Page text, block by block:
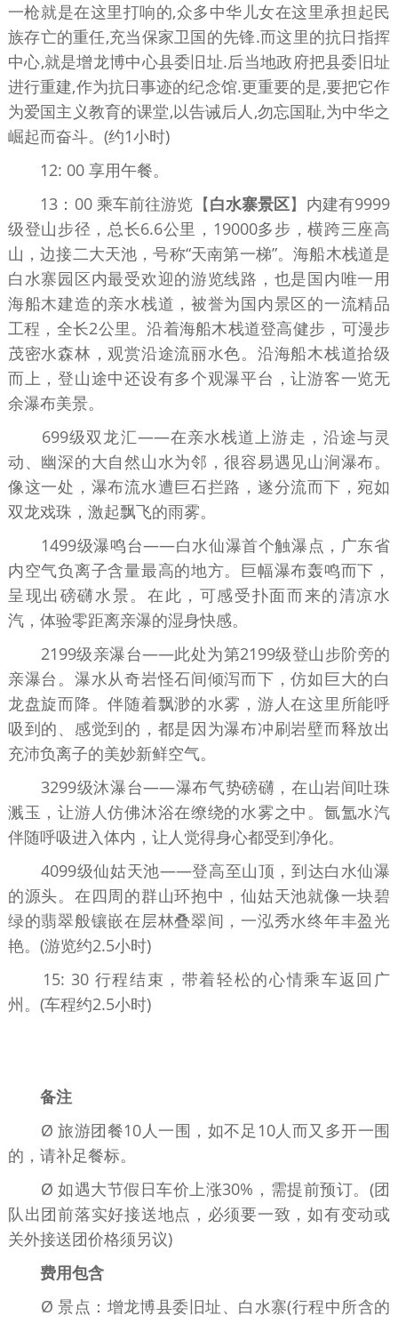
一枪就是在这里打响的,众多中华儿女在这里承担起民
族存亡的重任,充当保家卫国的先锋.而这里的抗日指挥
中心,就是增龙博中心县委旧址.后当地政府把县委旧址
进行重建,作为抗日事迹的纪念馆.更重要的是,要把它作
为爱国主义教育的课堂,以告诫后人,勿忘国耻,为中华之
崛起而奋斗。(约1小时)
12: 00 享用午餐。
13：00 乘车前往游览【白水寨景区】内建有9999
级登山步径，总长6.6公里，19000多步，横跨三座高
山，边接二大天池，号称“天南第一梯”。海船木栈道是
白水寨园区内最受欢迎的游览线路，也是国内唯一用
海船木建造的亲水栈道，被誉为国内景区的一流精品
工程，全长2公里。沿着海船木栈道登高健步，可漫步
茂密水森林，观赏沿途流丽水色。沿海船木栈道拾级
而上，登山途中还设有多个观瀑平台，让游客一览无
余瀑布美景。
699级双龙汇——在亲水栈道上游走，沿途与灵
动、幽深的大自然山水为邻，很容易遇见山涧瀑布。
像这一处，瀑布流水遭巨石拦路，遂分流而下，宛如
双龙戏珠，激起飘飞的雨雾。
1499级瀑鸣台——白水仙瀑首个触瀑点，广东省
内空气负离子含量最高的地方。巨幅瀑布轰鸣而下，
呈现出磅礴水景。在此，可感受扑面而来的清凉水
汽，体验零距离亲瀑的湿身快感。
2199级亲瀑台——此处为第2199级登山步阶旁的
亲瀑台。瀑水从奇岩怪石间倾泻而下，仿如巨大的白
龙盘旋而降。伴随着飘渺的水雾，游人在这里所能呼
吸到的、感觉到的，都是因为瀑布冲刷岩壁而释放出
充沛负离子的美妙新鲜空气。
3299级沐瀑台——瀑布气势磅礴，在山岩间吐珠
溅玉，让游人仿佛沐浴在缭绕的水雾之中。氤氲水汽
伴随呼吸进入体内，让人觉得身心都受到净化。
4099级仙姑天池——登高至山顶，到达白水仙瀑
的源头。在四周的群山环抱中，仙姑天池就像一块碧
绿的翡翠般镶嵌在层林叠翠间，一泓秀水终年丰盈光
艳。(游览约2.5小时)
15: 30 行程结束，带着轻松的心情乘车返回广
州。(车程约2.5小时)
备注
Ø 旅游团餐10人一围，如不足10人而又多开一围
的，请补足餐标。
Ø 如遇大节假日车价上涨30%，需提前预订。(团
队出团前落实好接送地点，必须要一致，如有变动或
关外接送团价格须另议)
费用包含
Ø 景点：增龙博县委旧址、白水寨(行程中所含的